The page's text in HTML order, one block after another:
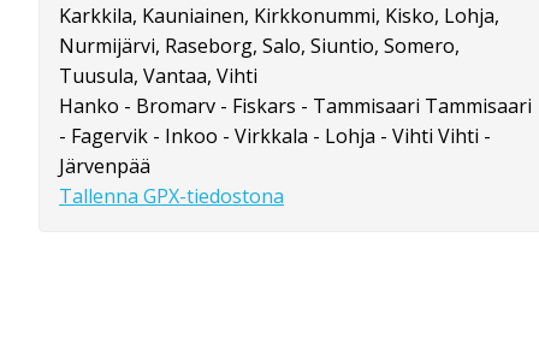
Karkkila, Kauniainen, Kirkkonummi, Kisko, Lohja,
Nurmijärvi, Raseborg, Salo, Siuntio, Somero,
Tuusula, Vantaa, Vihti
Hanko - Bromarv - Fiskars - Tammisaari Tammisaari
- Fagervik - Inkoo - Virkkala - Lohja - Vihti Vihti -
Järvenpää
Tallenna GPX-tiedostona